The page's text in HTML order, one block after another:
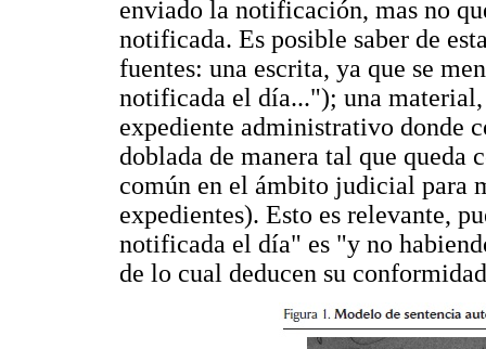
enviado la notificación, mas no
notificada. Es posible saber de
fuentes: una escrita, ya que se
notificada el día..."); una
expediente administrativo donde
doblada de manera tal que
común en el ámbito judicial para
expedientes). Esto es relevante,
notificada el día" es "y no
de lo cual deducen su